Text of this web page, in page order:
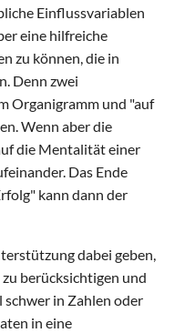
Einflussvariablen
eine hilfreiche
zu können, die in
Denn zwei
Organigramm und "auf
Wenn aber die
die Mentalität einer
Das Ende
kann dann der
dabei geben,
berücksichtigen und
in Zahlen oder
in eine